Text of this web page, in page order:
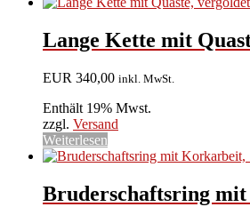
Lange Kette mit
EUR 340,00 inkl. MwSt.
Enthält 19% Mwst.
zzgl. Versand
Weiterlesen
Bruderschaftsring